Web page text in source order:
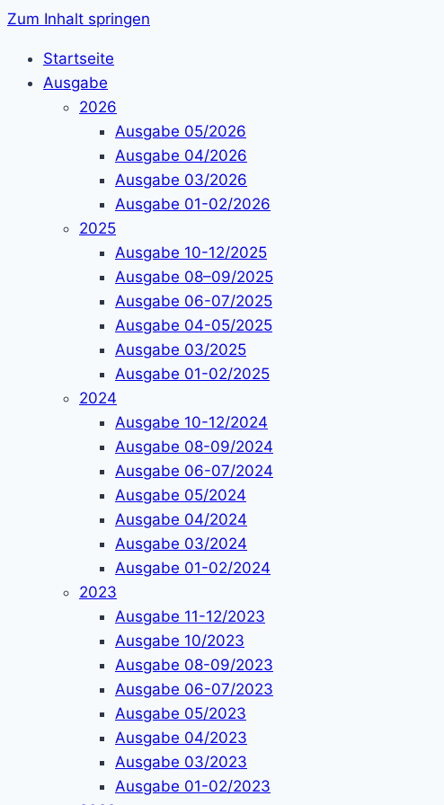
Zum Inhalt springen
Startseite
Ausgabe
2026
Ausgabe 05/2026
Ausgabe 04/2026
Ausgabe 03/2026
Ausgabe 01-02/2026
2025
Ausgabe 10-12/2025
Ausgabe 08–09/2025
Ausgabe 06-07/2025
Ausgabe 04-05/2025
Ausgabe 03/2025
Ausgabe 01-02/2025
2024
Ausgabe 10-12/2024
Ausgabe 08-09/2024
Ausgabe 06-07/2024
Ausgabe 05/2024
Ausgabe 04/2024
Ausgabe 03/2024
Ausgabe 01-02/2024
2023
Ausgabe 11-12/2023
Ausgabe 10/2023
Ausgabe 08-09/2023
Ausgabe 06-07/2023
Ausgabe 05/2023
Ausgabe 04/2023
Ausgabe 03/2023
Ausgabe 01-02/2023